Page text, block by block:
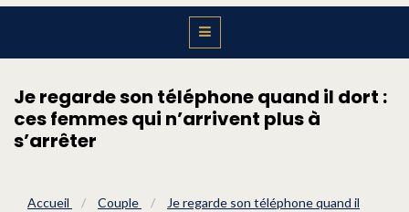
Je regarde son téléphone quand il dort :
ces femmes qui n’arrivent plus à
s’arrêter
Accueil / Couple /
Je regarde son téléphone quand il